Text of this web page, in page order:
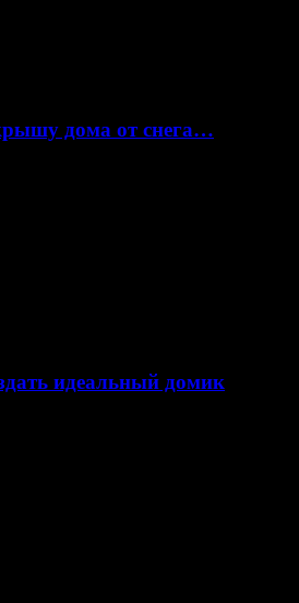
дома от снега…
идеальный домик